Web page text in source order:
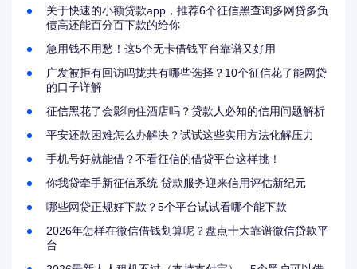
关于快速的小额贷款app，推荐6个征信黑查询多网贷多负
债高还能百分百下款的给你
急用钱不用愁！这5个无卡借钱平台靠谱又好用
广发被拒有回访吗拢共有哪些选择？10个征信花了能网贷
的口子详解
征信黑花了会影响住酒店吗？贷款人必知的信用问题解析
平安还款困难怎么办解决？试试这些实用方法化解压力
手机号好就能借？不看征信的借贷平台这样挑！
你我贷牵手新征信系统 贷款服务迎来信用评估新纪元
哪些网贷正规好下款？5个平台试试看哪个能下款
2026年怎样在微信借钱划算呢？盘点十大靠谱微信贷款平
台